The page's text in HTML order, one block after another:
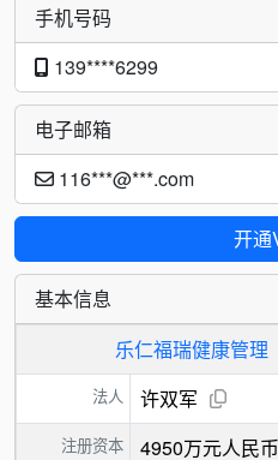
手机号码
139****6299
电子邮箱
116***@***.com
开通
基本信息
乐仁福瑞健康管理
法人 许双军
注册资本 4950万元人民币